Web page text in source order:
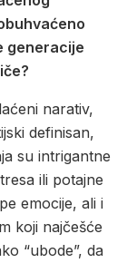
generacije
narativ,
definisan,
su intrigantne
ili potajne
emocije, ali i
koji najčešće
“ubode”, da